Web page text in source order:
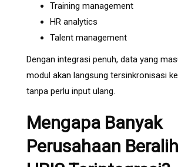
Training management
HR analytics
Talent management
Dengan integrasi penuh, data yang
modul akan langsung tersinkronisasi
tanpa perlu input ulang.
Mengapa Banyak
Perusahaan